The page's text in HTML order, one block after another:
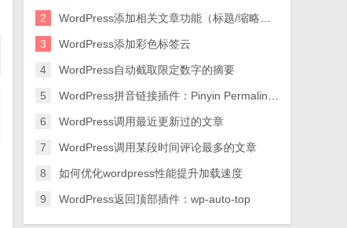
2 WordPress添加相关文章功能（标题/缩略图样式）
3 WordPress添加彩色标签云
4 WordPress自动截取限定数字的摘要
5 WordPress拼音链接插件：Pinyin Permalink(中文链接转拼音)
6 WordPress调用最近更新过的文章
7 WordPress调用某段时间评论最多的文章
8 如何优化wordpress性能提升加载速度
9 WordPress返回顶部插件：wp-auto-top